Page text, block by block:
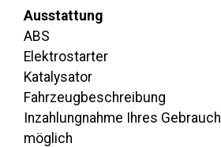
Ausstattung
ABS
Elektrostarter
Katalysator
Fahrzeugbeschreibung
Inzahlungnahme Ihres
möglich